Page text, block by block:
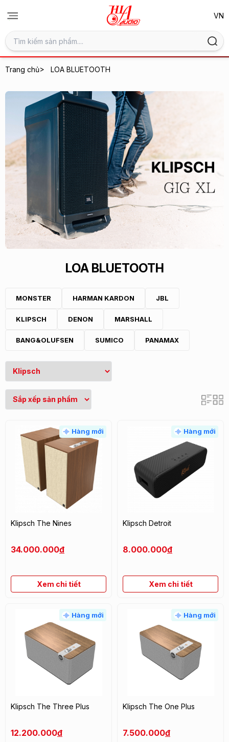
Trang chủ> LOA BLUETOOTH
LOA BLUETOOTH
MONSTER HARMAN KARDON JBL
KLIPSCH DENON MARSHALL
BANG&OLUFSEN SUMICO PANAMAX
Hàng mới
Klipsch The Nines
34.000.000đ
Xem chi tiết
Hàng mới
Klipsch Detroit
8.000.000đ
Xem chi tiết
Hàng mới
Klipsch The Three Plus
12.200.000đ
Hàng mới
Klipsch The One Plus
7.500.000đ